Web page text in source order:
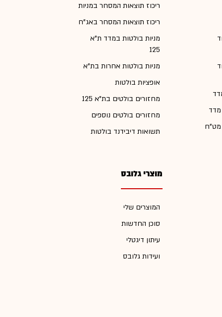
מדד
מט"ח
ריכוז תוצאות המסחר במניות
ריכוז תוצאות המסחר באג"ח
מניות בולטות במדד ת"א
125
מניות בולטות אחרות בת"א
אופציות בולטות
מחזורים בולטים בת"א 125
מחזורים בולטים נוספים
תשואות דיבידנד בולטות
מוצרי גלובס
המוצרים שלי
סוכן החדשות
עיתון דיגטלי
ועידות גלובס